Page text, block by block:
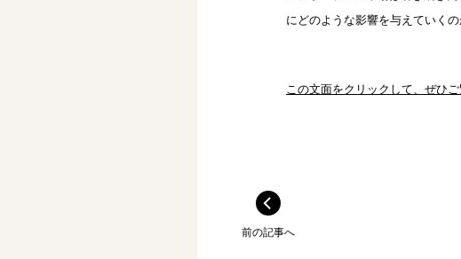
にどのような影響を与えていく
この文面をクリックして、ぜひご
前の記事へ